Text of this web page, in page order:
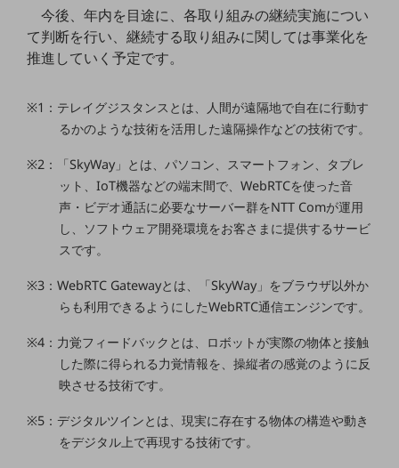
ダイバーシティ
経営情報
経営情報TOP
電子公告
基礎的電気通信役務損益明細表
採用情報TOP
経験者採用
障がい者採用
人材育成制度
広告・協賛
NTTドコモグループ
今後、年内を目途に、各取り組みの継続実施につい
て判断を行い、継続する取り組みに関しては事業化を
推進していく予定です。
※1：テレイグジスタンスとは、人間が遠隔地で自在に行動す
るかのような技術を活用した遠隔操作などの技術です。
※2：「SkyWay」とは、パソコン、スマートフォン、タブレ
ット、IoT機器などの端末間で、WebRTCを使った音
声・ビデオ通話に必要なサーバー群をNTT Comが運用
し、ソフトウェア開発環境をお客さまに提供するサービ
スです。
※3：WebRTC Gatewayとは、「SkyWay」をブラウザ以外か
らも利用できるようにしたWebRTC通信エンジンです。
※4：力覚フィードバックとは、ロボットが実際の物体と接触
した際に得られる力覚情報を、操縦者の感覚のように反
映させる技術です。
※5：デジタルツインとは、現実に存在する物体の構造や動き
をデジタル上で再現する技術です。